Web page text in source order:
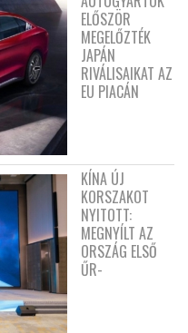
ELŐSZÖR
MEGELŐZTÉK
JAPÁN
RIVÁLISAIKAT AZ
EU PIACÁN
KÍNA ÚJ
KORSZAKOT
NYITOTT:
MEGNYÍLT AZ
ORSZÁG ELSŐ
ŰR-